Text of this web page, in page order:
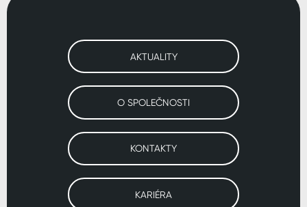
AKTUALITY
O SPOLEČNOSTI
KONTAKTY
KARIÉRA